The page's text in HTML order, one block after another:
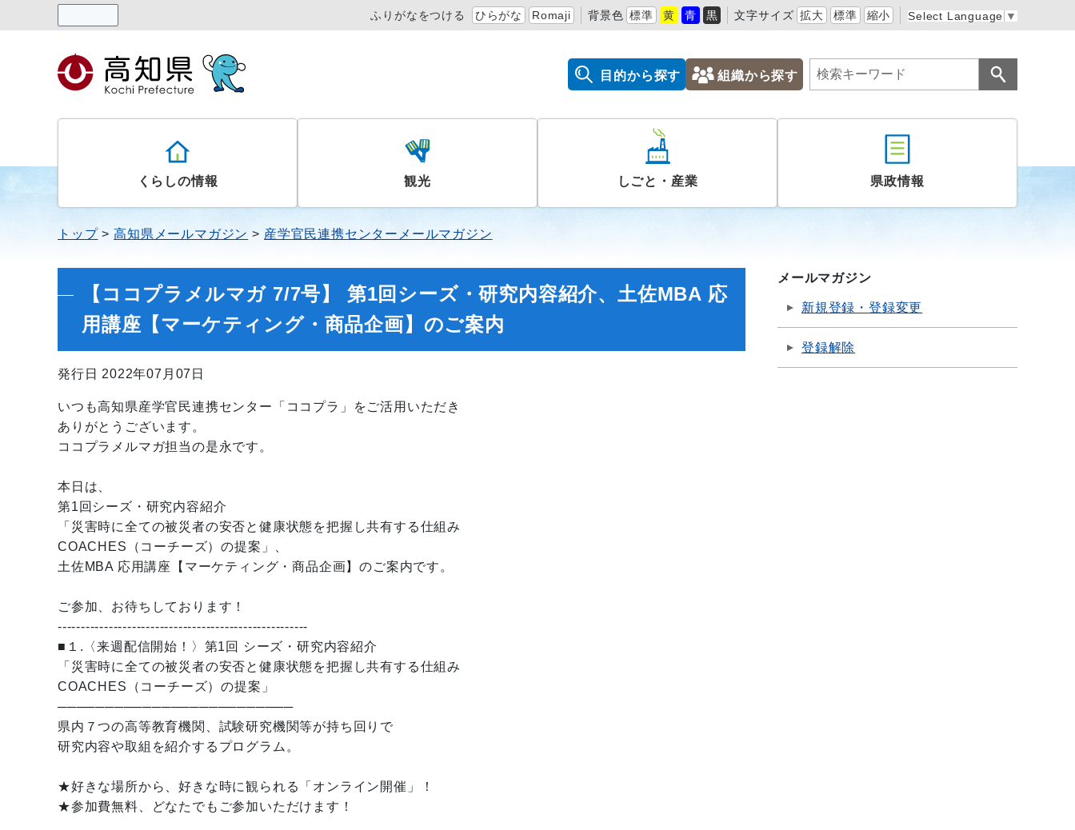
ふりがなをつける ひらがな Romaji 背景色 標準 黄 青 黒 文字サイズ 拡大 標準 縮小 Select Language ▼
目的から探す 組織から探す
くらしの情報 観光 しごと・産業 県政情報
トップ 高知県メールマガジン 産学官民連携センターメールマガジン
【ココプラメルマガ 7/7号】 第1回シーズ・研究内容紹介、土佐MBA 応
用講座【マーケティング・商品企画】のご案内
発行日 2022年07月07日
いつも高知県産学官民連携センター「ココプラ」をご活用いただき
ありがとうございます。
ココプラメルマガ担当の是永です。
本日は、
第1回シーズ・研究内容紹介
「災害時に全ての被災者の安否と健康状態を把握し共有する仕組み
COACHES（コーチーズ）の提案」、
土佐MBA 応用講座【マーケティング・商品企画】のご案内です。
ご参加、お待ちしております！
------------------------------------------------------
■１.〈来週配信開始！〉第1回 シーズ・研究内容紹介
「災害時に全ての被災者の安否と健康状態を把握し共有する仕組み
COACHES（コーチーズ）の提案」
─────────────────────────
県内７つの高等教育機関、試験研究機関等が持ち回りで
研究内容や取組を紹介するプログラム。
★好きな場所から、好きな時に観られる「オンライン開催」！
★参加費無料、どなたでもご参加いただけます！
メールマガジン
新規登録・登録変更
登録解除